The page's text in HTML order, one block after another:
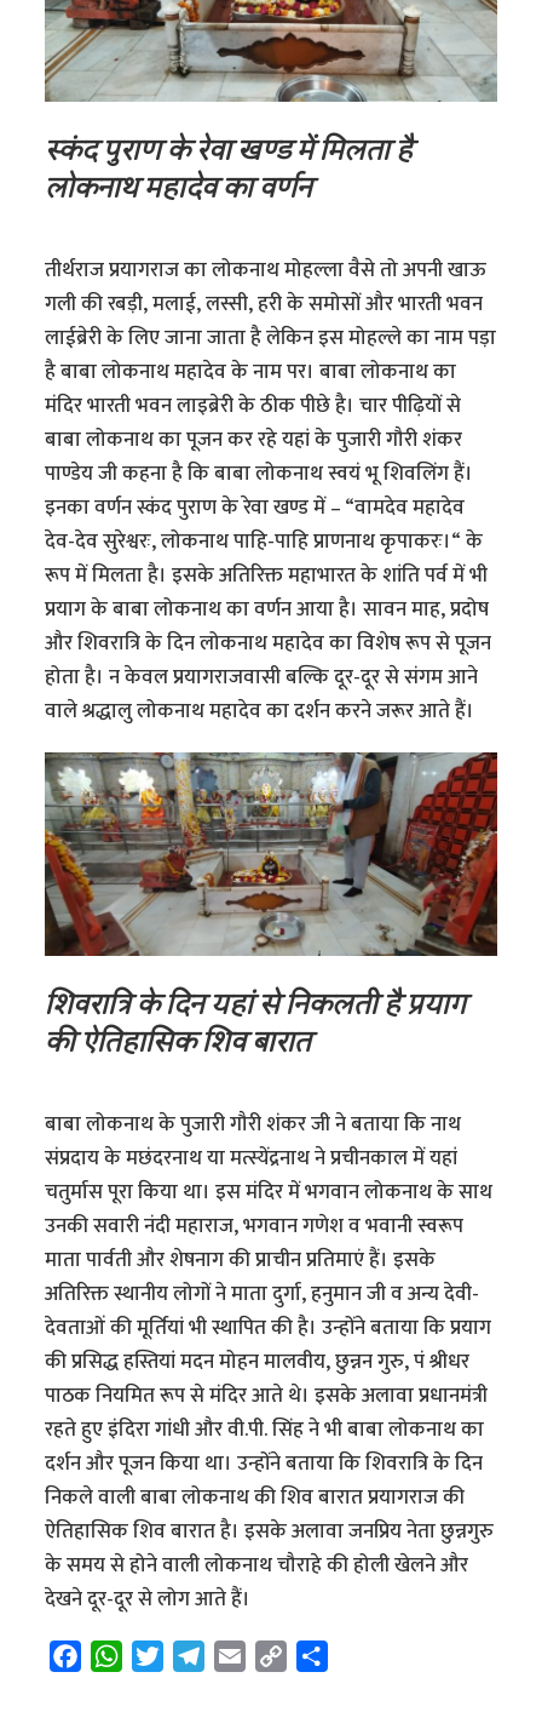
स्कंद पुराण के रेवा खण्ड में मिलता है
लोकनाथ महादेव का वर्णन
तीर्थराज प्रयागराज का लोकनाथ मोहल्ला वैसे तो अपनी खाऊ
गली की रबड़ी, मलाई, लस्सी, हरी के समोसों और भारती भवन
लाईब्रेरी के लिए जाना जाता है लेकिन इस मोहल्ले का नाम पड़ा
है बाबा लोकनाथ महादेव के नाम पर। बाबा लोकनाथ का
मंदिर भारती भवन लाइब्रेरी के ठीक पीछे है। चार पीढ़ियों से
बाबा लोकनाथ का पूजन कर रहे यहां के पुजारी गौरी शंकर
पाण्डेय जी कहना है कि बाबा लोकनाथ स्वयं भू शिवलिंग हैं।
इनका वर्णन स्कंद पुराण के रेवा खण्ड में – “वामदेव महादेव
देव-देव सुरेश्वरः, लोकनाथ पाहि-पाहि प्राणनाथ कृपाकरः।“ के
रूप में मिलता है। इसके अतिरिक्त महाभारत के शांति पर्व में भी
प्रयाग के बाबा लोकनाथ का वर्णन आया है। सावन माह, प्रदोष
और शिवरात्रि के दिन लोकनाथ महादेव का विशेष रूप से पूजन
होता है। न केवल प्रयागराजवासी बल्कि दूर-दूर से संगम आने
वाले श्रद्धालु लोकनाथ महादेव का दर्शन करने जरूर आते हैं।
शिवरात्रि के दिन यहां से निकलती है प्रयाग
की ऐतिहासिक शिव बारात
बाबा लोकनाथ के पुजारी गौरी शंकर जी ने बताया कि नाथ
संप्रदाय के मछंदरनाथ या मत्स्येंद्रनाथ ने प्रचीनकाल में यहां
चतुर्मास पूरा किया था। इस मंदिर में भगवान लोकनाथ के साथ
उनकी सवारी नंदी महाराज, भगवान गणेश व भवानी स्वरूप
माता पार्वती और शेषनाग की प्राचीन प्रतिमाएं हैं। इसके
अतिरिक्त स्थानीय लोगों ने माता दुर्गा, हनुमान जी व अन्य देवी-
देवताओं की मूर्तियां भी स्थापित की है। उन्होंने बताया कि प्रयाग
की प्रसिद्ध हस्तियां मदन मोहन मालवीय, छुन्नन गुरु, पं श्रीधर
पाठक नियमित रूप से मंदिर आते थे। इसके अलावा प्रधानमंत्री
रहते हुए इंदिरा गांधी और वी.पी. सिंह ने भी बाबा लोकनाथ का
दर्शन और पूजन किया था। उन्होंने बताया कि शिवरात्रि के दिन
निकले वाली बाबा लोकनाथ की शिव बारात प्रयागराज की
ऐतिहासिक शिव बारात है। इसके अलावा जनप्रिय नेता छुन्नगुरु
के समय से होने वाली लोकनाथ चौराहे की होली खेलने और
देखने दूर-दूर से लोग आते हैं।
F
W
T
T
E
C